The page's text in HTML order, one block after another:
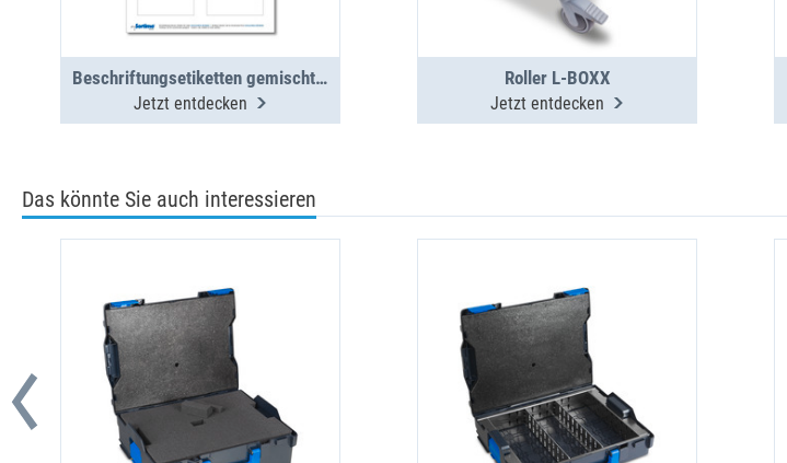
Beschriftungsetiketten gemischt BOXX/Koffer/Clip 12 St. (1 Bogen)
Jetzt entdecken
Roller L-BOXX
Jetzt entdecken
Das könnte Sie auch interessieren